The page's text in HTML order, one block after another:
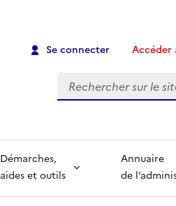
Se connecter Accéder
Recherche
Démarches,
aides et outils
Annuaire
de